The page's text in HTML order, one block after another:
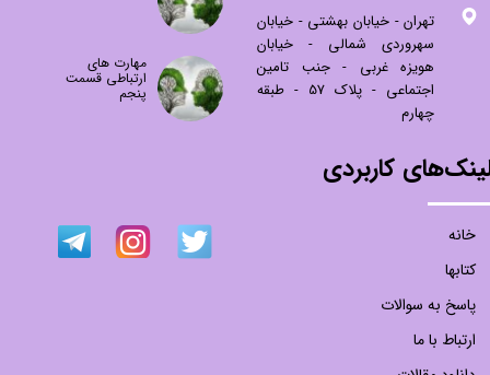
تهران - خیابان بهشتی - خیابان
سهروردی شمالی - خیابان
هویزه غربی - جنب تامین
اجتماعی - پلاک 57 - طبقه
چهارم
کاربردی
خانه
کتابها
پاسخ به سوالات
ارتباط با ما
مهارت های
ارتباطی قسمت
پنجم